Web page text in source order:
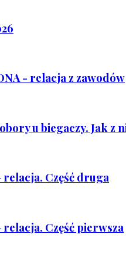
- relacja z zawodów
u biegaczy. Jak z
Część druga
Część pierwsza